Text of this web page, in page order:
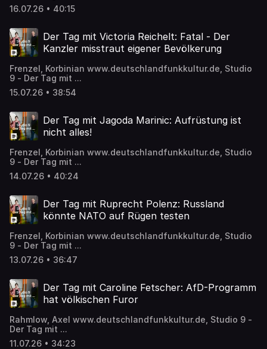
16.07.26 • 40:15
Der Tag mit Victoria Reichelt: Fatal - Der
Kanzler misstraut eigener Bevölkerung
Frenzel, Korbinian www.deutschlandfunkkultur.de, Studio
9 - Der Tag mit ...
15.07.26 • 38:54
Der Tag mit Jagoda Marinic: Aufrüstung ist
nicht alles!
Frenzel, Korbinian www.deutschlandfunkkultur.de, Studio
9 - Der Tag mit ...
14.07.26 • 40:24
Der Tag mit Ruprecht Polenz: Russland
könnte NATO auf Rügen testen
Frenzel, Korbinian www.deutschlandfunkkultur.de, Studio
9 - Der Tag mit ...
13.07.26 • 36:47
Der Tag mit Caroline Fetscher: AfD-Programm
hat völkischen Furor
Rahmlow, Axel www.deutschlandfunkkultur.de, Studio 9 -
Der Tag mit ...
11.07.26 • 34:23